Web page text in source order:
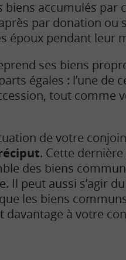
accumulés par
par donation ou
époux pendant leur
ses biens
égales : l’une de
tout comme
de votre
. Cette
des biens
Il peut aussi s’agir
les biens
à votre